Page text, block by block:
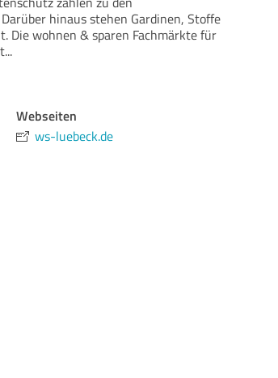
hinaus stehen Gardinen, Stoffe
Die wohnen & sparen Fachmärkte für
...
Webseiten
ws-luebeck.de